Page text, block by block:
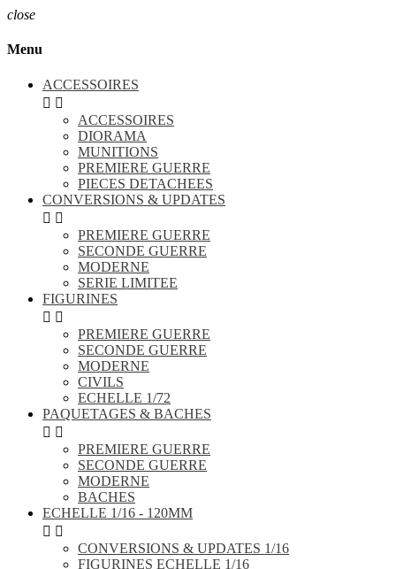
close
Menu
ACCESSOIRES
 
ACCESSOIRES
DIORAMA
MUNITIONS
PREMIERE GUERRE
PIECES DETACHEES
CONVERSIONS & UPDATES
 
PREMIERE GUERRE
SECONDE GUERRE
MODERNE
SERIE LIMITEE
FIGURINES
 
PREMIERE GUERRE
SECONDE GUERRE
MODERNE
CIVILS
ECHELLE 1/72
PAQUETAGES & BACHES
 
PREMIERE GUERRE
SECONDE GUERRE
MODERNE
BACHES
ECHELLE 1/16 - 120MM
 
CONVERSIONS & UPDATES 1/16
FIGURINES ECHELLE 1/16